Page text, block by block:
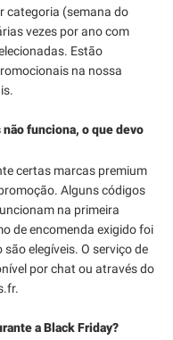
categoria (semana do
vezes por ano com
Estão
na nossa
funciona, o que devo
certas marcas premium
Alguns códigos
na primeira
de encomenda exigido foi
elegíveis. O serviço de
por chat ou através do
a Black Friday?